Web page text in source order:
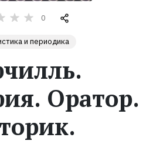
0
и периодика
Оратор.